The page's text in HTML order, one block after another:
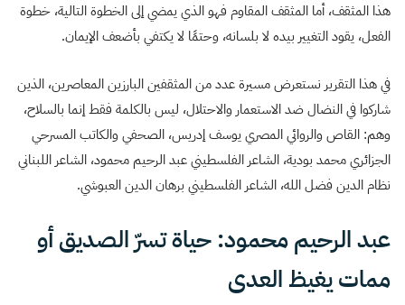
هذا المثقف، أما المثقف المقاوم فهو الذي يمضي إلى الخطوة التالية، خطوة
الفعل، يقود التغيير بيده لا بلسانه، وحتمًا لا يكتفي بأضعف الإيمان.
في هذا التقرير نستعرض مسيرة عدد من المثقفين البارزين المعاصرين، الذين
شاركوا في النضال ضد الاستعمار والاحتلال، ليس بالكلمة فقط إنما بالسلاح،
وهم: القاص والروائي المصري يوسف إدريس، الصحفي والكاتب المسرحي
الجزائري محمد بودية، الشاعر الفلسطيني عبد الرحيم محمود، الشاعر اللبناني
نظام الدين فضل الله، الشاعر الفلسطيني برهان الدين العبوشي.
عبد الرحيم محمود: حياة تسرّ الصديق أو
ممات يغيظ العدى